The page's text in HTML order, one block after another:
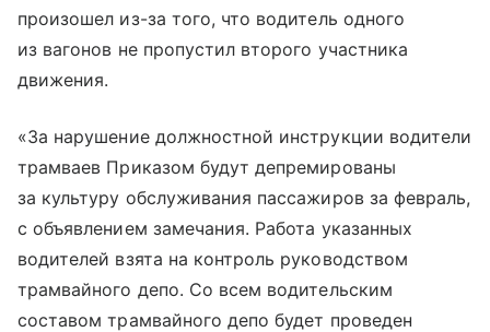
произошел из-за того, что водитель одного
из вагонов не пропустил второго участника
движения.
«За нарушение должностной инструкции водители
трамваев Приказом будут депремированы
за культуру обслуживания пассажиров за февраль,
с объявлением замечания. Работа указанных
водителей взята на контроль руководством
трамвайного депо. Со всем водительским
составом трамвайного депо будет проведен